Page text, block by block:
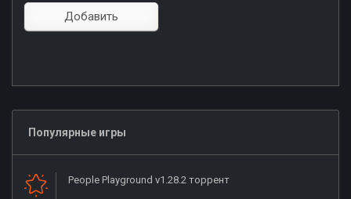
Популярные игры
People Playground v1.28.2 торрент